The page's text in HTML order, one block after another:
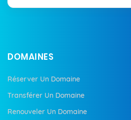
DOMAINES
Réserver Un Domaine
Transférer Un Domaine
Renouveler Un Domaine